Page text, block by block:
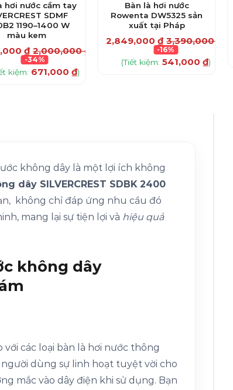
hơi nước cầm tay
SDMF
1190–1400 W
màu kem
₫ 2,000,000₫
-34%
kiệm: 671,000 ₫)
Bàn là hơi nước
Rowenta DW5325 sản
xuất tại Pháp
2,849,000₫ 3,390,000
-16%
(Tiết kiệm: 541,000 ₫)
không dây là một lợi ích không
dây SILVERCREST SDBK 2400
không chỉ đáp ứng nhu cầu đó
mang lại sự tiện lợi và hiệu quả
không dây
với các loại bàn là hơi nước thông
dùng sự linh hoạt tuyệt vời cho
mắc vào dây điện khi sử dụng. Bạn